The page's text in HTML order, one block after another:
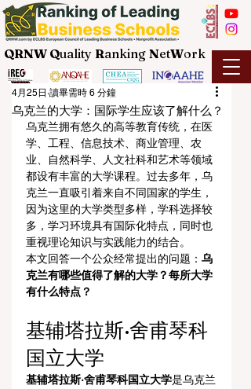
QRNW Quality Ranking NetWork
乌克兰的大学：国际学生应该了解什么？
4月25日 讀畢需時 6 分鐘
乌克兰拥有悠久的高等教育传统，在医
学、工程、信息技术、商业管理、农
业、自然科学、人文社科和艺术等领域
都设有丰富的大学课程。过去多年，乌
克兰一直吸引着来自不同国家的学生，
因为这里的大学类型多样，学科选择较
多，学习环境具有国际化特点，同时也
重视理论知识与实践能力的结合。
本文回答一个公众经常提出的问题： 乌
克兰有哪些值得了解的大学？每所大学
有什么特点？
基辅塔拉斯·舍甫琴科
国立大学
基辅塔拉斯·舍甫琴科国立大学是乌克兰